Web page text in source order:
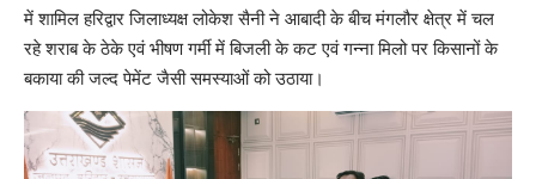
में शामिल हरिद्वार जिलाध्यक्ष लोकेश सैनी ने आबादी के बीच मंगलौर क्षेत्र में चल
रहे शराब के ठेके एवं भीषण गर्मी में बिजली के कट एवं गन्ना मिलो पर किसानों के
बकाया की जल्द पेमेंट जैसी समस्याओं को उठाया।